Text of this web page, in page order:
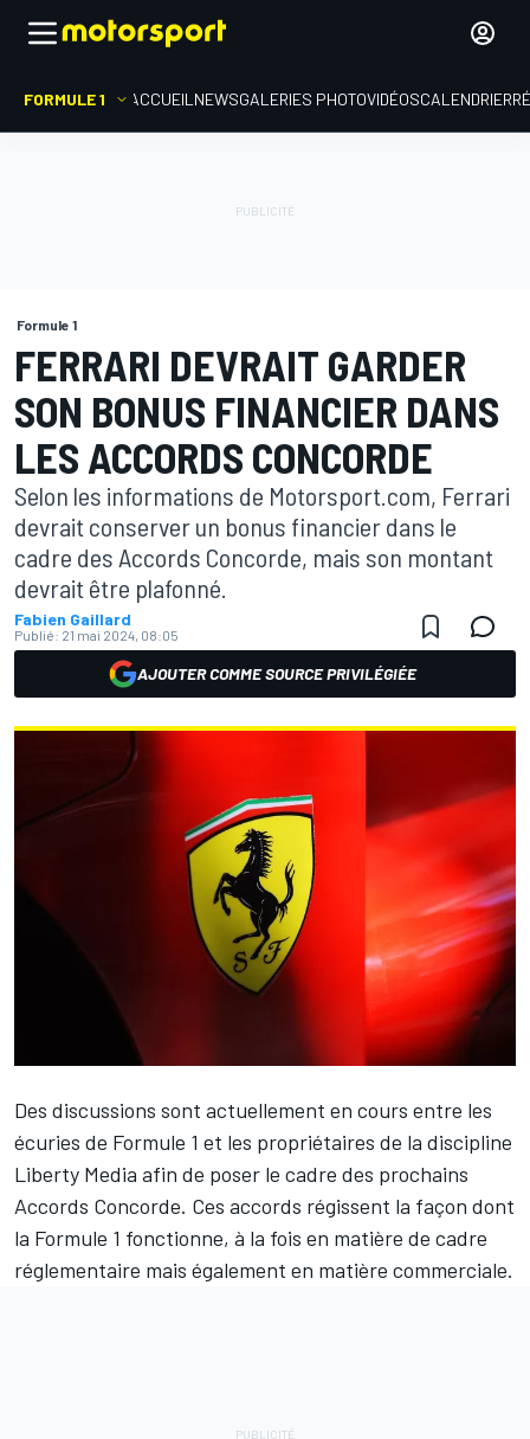
FORMULE 1 ACCUEIL NEWSGALERIES PHOTOVIDÉOSCALENDRIER
Formule 1
FERRARI DEVRAIT GARDER
SON BONUS FINANCIER DANS
LES ACCORDS CONCORDE
Selon les informations de Motorsport.com, Ferrari
devrait conserver un bonus financier dans le
cadre des Accords Concorde, mais son montant
devrait être plafonné.
Fabien Gaillard
Publié: 21 mai 2024, 08:05
AJOUTER COMME SOURCE PRIVILÉGIÉE
Des discussions sont actuellement en cours entre les
écuries de Formule 1 et les propriétaires de la discipline
Liberty Media afin de poser le cadre des prochains
Accords Concorde. Ces accords régissent la façon dont
la Formule 1 fonctionne, à la fois en matière de cadre
réglementaire mais également en matière commerciale.